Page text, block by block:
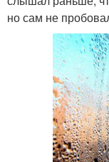
но сам не